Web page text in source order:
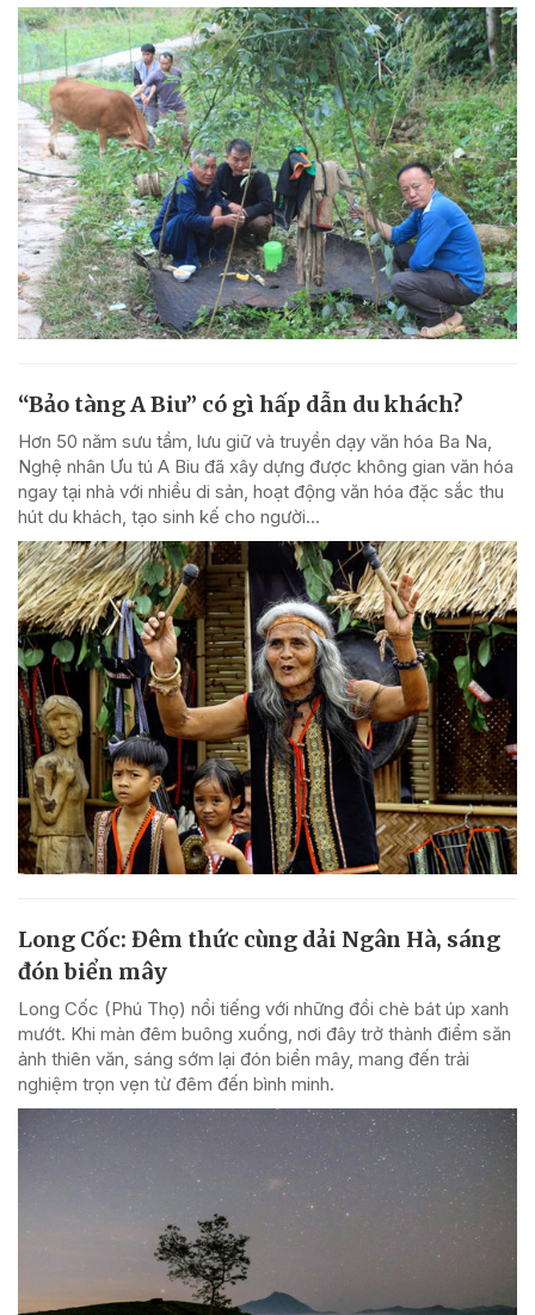
“Bảo tàng A Biu” có gì hấp dẫn du khách?
Hơn 50 năm sưu tầm, lưu giữ và truyền dạy văn hóa Ba Na,
Nghệ nhân Ưu tú A Biu đã xây dựng được không gian văn hóa
ngay tại nhà với nhiều di sản, hoạt động văn hóa đặc sắc thu
hút du khách, tạo sinh kế cho người...
Long Cốc: Đêm thức cùng dải Ngân Hà, sáng
đón biển mây
Long Cốc (Phú Thọ) nổi tiếng với những đồi chè bát úp xanh
mướt. Khi màn đêm buông xuống, nơi đây trở thành điểm săn
ảnh thiên văn, sáng sớm lại đón biển mây, mang đến trải
nghiệm trọn vẹn từ đêm đến bình minh.